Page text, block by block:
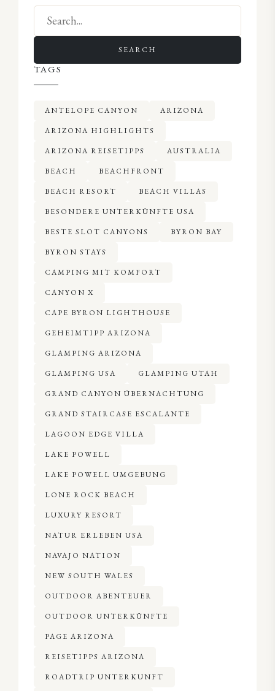
SEARCH
TAGS
ANTELOPE CANYON ARIZONA
ARIZONA HIGHLIGHTS
ARIZONA REISETIPPS AUSTRALIA
BEACH BEACHFRONT
BEACH RESORT BEACH VILLAS
BESONDERE UNTERKÜNFTE USA
BESTE SLOT CANYONS BYRON BAY
BYRON STAYS
CAMPING MIT KOMFORT
CANYON X
CAPE BYRON LIGHTHOUSE
GEHEIMTIPP ARIZONA
GLAMPING ARIZONA
GLAMPING USA GLAMPING UTAH
GRAND CANYON ÜBERNACHTUNG
GRAND STAIRCASE ESCALANTE
LAGOON EDGE VILLA
LAKE POWELL
LAKE POWELL UMGEBUNG
LONE ROCK BEACH
LUXURY RESORT
NATUR ERLEBEN USA
NAVAJO NATION
NEW SOUTH WALES
OUTDOOR ABENTEUER
OUTDOOR UNTERKÜNFTE
PAGE ARIZONA
REISETIPPS ARIZONA
ROADTRIP UNTERKUNFT